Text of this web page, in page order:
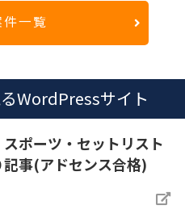
件一覧
WordPressサイト
スポーツ・セットリスト
事(アドセンス合格)